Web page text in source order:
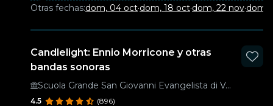
Otras fechas:dom, 04 oct·dom, 18 oct·dom, 22 nov·dom,
Candlelight: Ennio Morricone y otras
bandas sonoras
Scuola Grande San Giovanni Evangelista di Venezia
4.5 (896)